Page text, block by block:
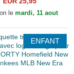
Los...
le mardi, 11 aout
ENFANT